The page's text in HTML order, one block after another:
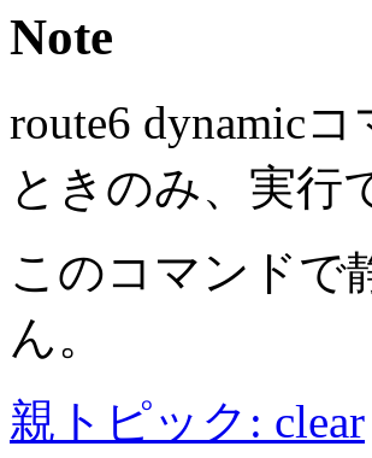
Note
route6 dynamic
ときのみ、実行
このコマンドで
ん。
親トピック : clear